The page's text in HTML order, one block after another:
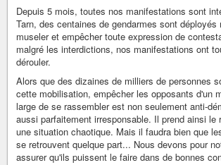
Depuis 5 mois, toutes nos manifestations sont
Tarn, des centaines de gendarmes sont déployés
museler et empêcher toute expression de
malgré les interdictions, nos manifestations ont
dérouler.
Alors que des dizaines de milliers de personnes
cette mobilisation, empêcher les opposants d'un
large de se rassembler est non seulement anti-
aussi parfaitement irresponsable. Il prend ainsi le
une situation chaotique. Mais il faudra bien que
se retrouvent quelque part... Nous devons pour
assurer qu'ils puissent le faire dans de bonnes